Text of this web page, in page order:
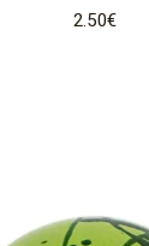
2.50€